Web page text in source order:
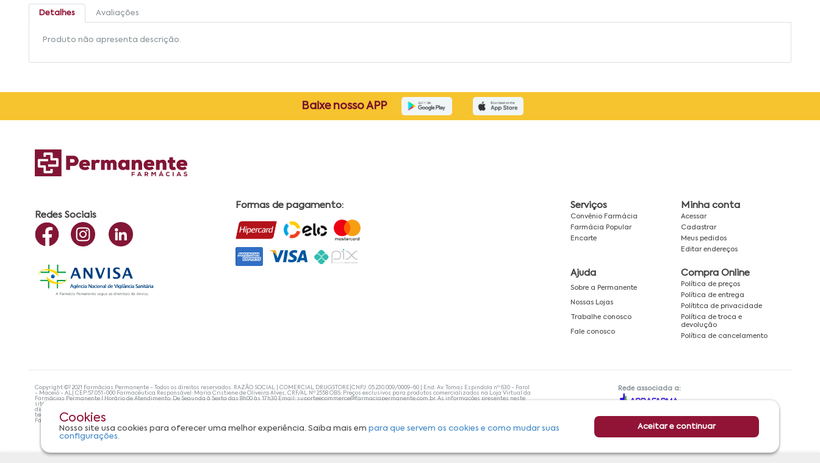
Detalhes Avaliações
Produto não apresenta descrição.
Cookies
Nosso site usa cookies para oferecer uma melhor experiência. Saiba mais empara que servem os cookies e como mudar suas
configurações.
Aceitar e continuar
Baixe nosso APP
Redes Sociais
Formas de pagamento: Serviços
Convênio Farmácia
Farmácia Popular
Encarte
Minha conta
Acessar
Cadastrar
Meus pedidos
Editar endereços
Ajuda
Sobre a Permanente
Nossas Lojas
Trabalhe conosco
Fale conosco
Compra Online
Política de preços
Política de entrega
Polítitca de privacidade
Política de troca e
devolução
Política de cancelamento
Copyright ©? 2021 Farmácias Permanente - Todos os direitos reservados. RAZÃO SOCIAL | COMERCIAL DRUGSTORE|CNPJ: 05.230.009/0009-60 | End: Av. Tomas Espindola nº 630 - Farol
- Maceió - AL| CEP:57.051-000 Farmacêutica Responsável: Maria Cristiene de Oliveira Alves, CRF/AL Nº 2558 OBS: Preços exclusivos para produtos comercializados na Loja Virtual da
Farmácias Permanente | Horário de Atendimento: De Segunda à Sexta das 8h00 às 17h30 Email: suporteecommerce@farmaciapermanente.com.br. As informações presentes neste
site não devem ser utilizadas para automedicação e, de forma alguma, substituem as orientações de um profissional da área médica. Apenas o médico está capacitado para
diagnosticar problemas de saúde e prescrever o tratamento adequado. Se os sintomas persistirem, um médico deve ser consultado. A Farmácia Permanente trabalha com as
tecnologias mais avançadas de proteção de dados, para que você possa realizar suas compras com tranquilidade. A privacidade e a segurança dos clientes são compromissos da
Farmácias Permanente. Todos os pedidos efetuados estão sujeitos à confirmação da disponibilidade de produto em nosso estoque.
Rede associada a: